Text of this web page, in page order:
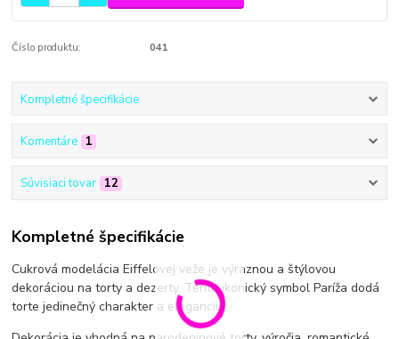
Číslo produktu: 041
Kompletné špecifikácie
Komentáre 1
Súvisiaci tovar 12
Kompletné špecifikácie
Cukrová modelácia Eiffelovej veže je výraznou a štýlovou
dekoráciou na torty a dezerty. Tento ikonický symbol Paríža dodá
torte jedinečný charakter a eleganciu.